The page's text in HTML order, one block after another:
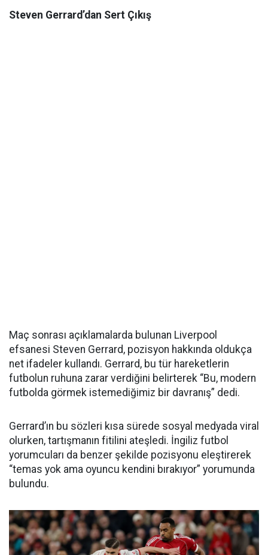
Steven Gerrard’dan Sert Çıkış
Maç sonrası açıklamalarda bulunan Liverpool
efsanesi Steven Gerrard, pozisyon hakkında oldukça
net ifadeler kullandı. Gerrard, bu tür hareketlerin
futbolun ruhuna zarar verdiğini belirterek “Bu, modern
futbolda görmek istemediğimiz bir davranış” dedi.
Gerrard’ın bu sözleri kısa sürede sosyal medyada viral
olurken, tartışmanın fitilini ateşledi. İngiliz futbol
yorumcuları da benzer şekilde pozisyonu eleştirerek
“temas yok ama oyuncu kendini bırakıyor” yorumunda
bulundu.